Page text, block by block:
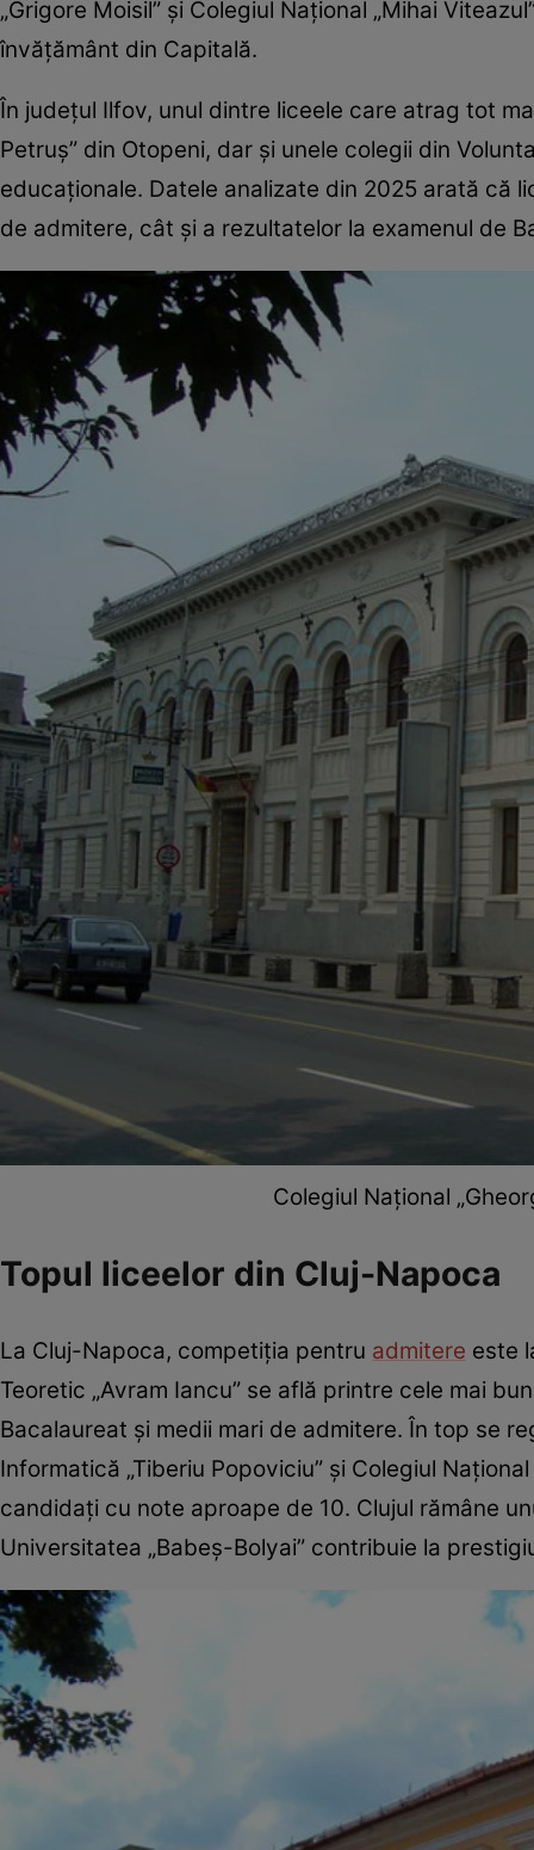
„Grigore Moisil” și Colegiul Național „Mihai
învățământ din Capitală.
În județul Ilfov, unul dintre liceele care atrag tot
Petruș” din Otopeni, dar și unele colegii din
educaționale. Datele analizate din 2025 arată că
de admitere, cât și a rezultatelor la examenul de
Colegiul Național
Topul liceelor din Cluj-Napoca
La Cluj-Napoca, competiția pentru admitere este
Teoretic „Avram Iancu” se află printre cele mai
Bacalaureat și medii mari de admitere. În top se
Informatică „Tiberiu Popoviciu” și Colegiul
candidați cu note aproape de 10. Clujul rămâne
Universitatea „Babeș-Bolyai” contribuie la